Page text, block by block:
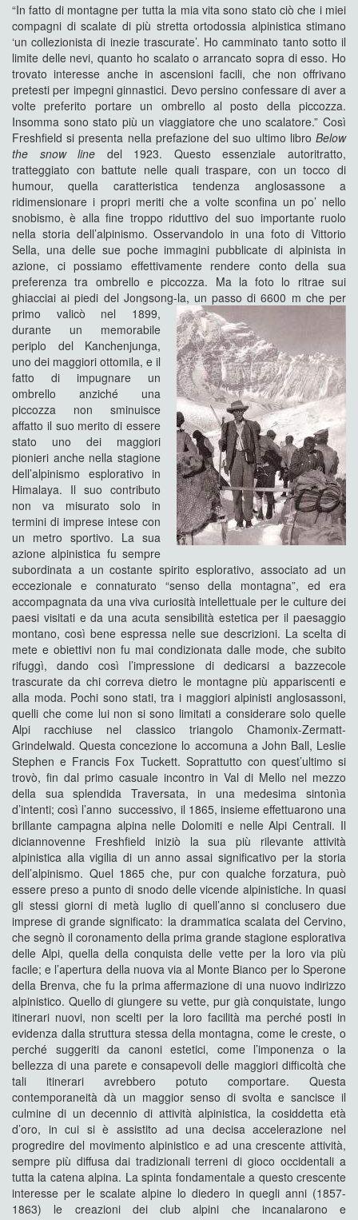
“In fatto di montagne per tutta la mia vita sono stato ciò che i miei
compagni di scalate di più stretta ortodossia alpinistica stimano
‘un collezionista di inezie trascurate’. Ho camminato tanto sotto il
limite delle nevi, quanto ho scalato o arrancato sopra di esso. Ho
trovato interesse anche in ascensioni facili, che non offrivano
pretesti per impegni ginnastici. Devo persino confessare di aver a
volte preferito portare un ombrello al posto della piccozza.
Insomma sono stato più un viaggiatore che uno scalatore.” Così
Freshfield si presenta nella prefazione del suo ultimo libro Below
the snow line del 1923. Questo essenziale autoritratto,
tratteggiato con battute nelle quali traspare, con un tocco di
humour, quella caratteristica tendenza anglosassone a
ridimensionare i propri meriti che a volte sconfina un po’ nello
snobismo, è alla fine troppo riduttivo del suo importante ruolo
nella storia dell’alpinismo. Osservandolo in una foto di Vittorio
Sella, una delle sue poche immagini pubblicate di alpinista in
azione, ci possiamo effettivamente rendere conto della sua
preferenza tra ombrello e piccozza. Ma la foto lo ritrae sui
ghiacciai ai piedi del Jongsong-la, un passo di 6600 m che per
primo valicò nel 1899,
durante un memorabile
periplo del Kanchenjunga,
uno dei maggiori ottomila, e il
fatto di impugnare un
ombrello anziché una
piccozza non sminuisce
affatto il suo merito di essere
stato uno dei maggiori
pionieri anche nella stagione
dell’alpinismo esplorativo in
Himalaya. Il suo contributo
non va misurato solo in
termini di imprese intese con
un metro sportivo. La sua
azione alpinistica fu sempre
subordinata a un costante spirito esplorativo, associato ad un
eccezionale e connaturato “senso della montagna”, ed era
accompagnata da una viva curiosità intellettuale per le culture dei
paesi visitati e da una acuta sensibilità estetica per il paesaggio
montano, così bene espressa nelle sue descrizioni. La scelta di
mete e obiettivi non fu mai condizionata dalle mode, che subito
rifuggì, dando così l’impressione di dedicarsi a bazzecole
trascurate da chi correva dietro le montagne più appariscenti e
alla moda. Pochi sono stati, tra i maggiori alpinisti anglosassoni,
quelli che come lui non si sono limitati a considerare solo quelle
Alpi racchiuse nel classico triangolo Chamonix-Zermatt-
Grindelwald. Questa concezione lo accomuna a John Ball, Leslie
Stephen e Francis Fox Tuckett. Soprattutto con quest’ultimo si
trovò, fin dal primo casuale incontro in Val di Mello nel mezzo
della sua splendida Traversata, in una medesima sintonìa
d’intenti; così l’anno successivo, il 1865, insieme effettuarono una
brillante campagna alpina nelle Dolomiti e nelle Alpi Centrali. Il
diciannovenne Freshfield iniziò la sua più rilevante attività
alpinistica alla vigilia di un anno assai significativo per la storia
dell’alpinismo. Quel 1865 che, pur con qualche forzatura, può
essere preso a punto di snodo delle vicende alpinistiche. In quasi
gli stessi giorni di metà luglio di quell’anno si conclusero due
imprese di grande significato: la drammatica scalata del Cervino,
che segnò il coronamento della prima grande stagione esplorativa
delle Alpi, quella della conquista delle vette per la loro via più
facile; e l’apertura della nuova via al Monte Bianco per lo Sperone
della Brenva, che fu la prima affermazione di una nuovo indirizzo
alpinistico. Quello di giungere su vette, pur già conquistate, lungo
itinerari nuovi, non scelti per la loro facilità ma perché posti in
evidenza dalla struttura stessa della montagna, come le creste, o
perché suggeriti da canoni estetici, come l’imponenza o la
bellezza di una parete e consapevoli delle maggiori difficoltà che
tali itinerari avrebbero potuto comportare. Questa
contemporaneità dà un maggior senso di svolta e sancisce il
culmine di un decennio di attività alpinistica, la cosiddetta età
d’oro, in cui si è assistito ad una decisa accelerazione nel
progredire del movimento alpinistico e ad una crescente attività,
sempre più diffusa dai tradizionali terreni di gioco occidentali a
tutta la catena alpina. La spinta fondamentale a questo crescente
interesse per le scalate alpine lo diedero in quegli anni (1857-
1863) le creazioni dei club alpini che incanalarono e